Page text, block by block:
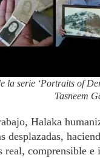
la serie ‘Portraits of
Tasneem
Halaka
desplazadas,
real, comprensible